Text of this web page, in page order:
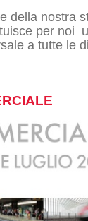
della nostra
per noi
a tutte le